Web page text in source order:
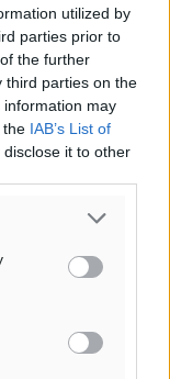
utilized by
parties prior to
the further
third parties on the
information may
the IAB’s List of
it to other